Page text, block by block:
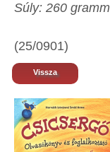
Súly: 260 gramm
(25/0901)
Vissza